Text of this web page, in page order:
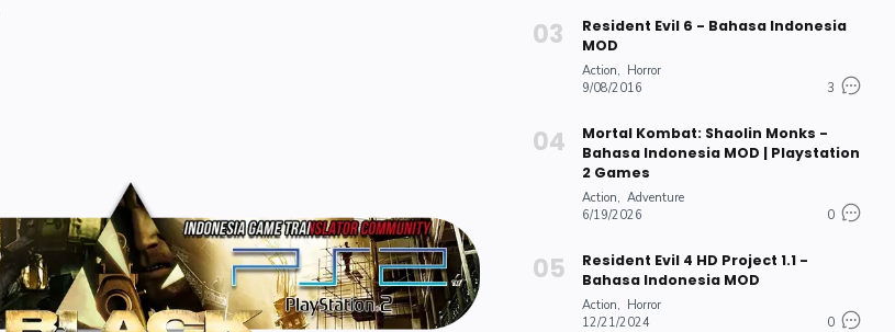
Resident Evil 6 - Bahasa Indonesia
MOD
Action
Horror
9/08/2016
3
Mortal Kombat: Shaolin Monks -
Bahasa Indonesia MOD | Playstation
2 Games
Action
Adventure
6/19/2026
0
Resident Evil 4 HD Project 1.1 -
Bahasa Indonesia MOD
Action
Horror
12/21/2024
0